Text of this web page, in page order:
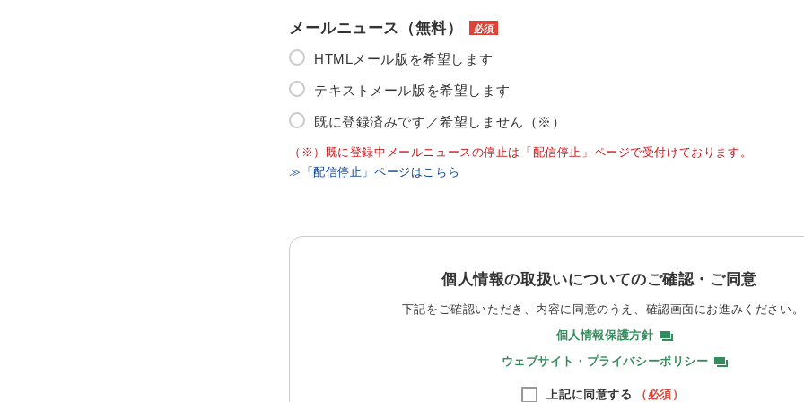
メールニュース（無料） 必須
HTMLメール版を希望します
テキストメール版を希望します
既に登録済みです／希望しません（※）
（※）既に登録中メールニュースの停止は「配信停止」ページで受付けております。
≫「配信停止」ページはこちら
個人情報の取扱いについてのご確認・ご同意
下記をご確認いただき、内容に同意のうえ、 確認画面にお進みください。
個人情報保護方針
ウェブサイト・プライバシーポリシー
上記に同意する （必須）